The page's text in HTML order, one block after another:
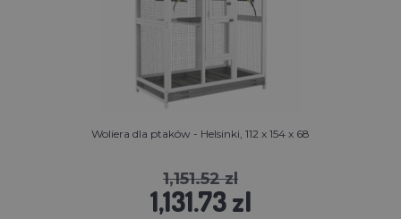
Woliera dla ptaków - Helsinki, 112 x 154 x 68
1,151.52 zl
1,131.73 zl